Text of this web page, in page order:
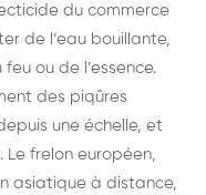
du commerce
de l’eau bouillante,
ou de l’essence.
des piqûres
une échelle, et
frelon européen,
asiatique à distance,